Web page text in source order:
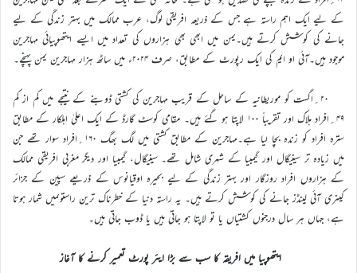
کے لیے ایک اہم راستہ ہے جس کے ذریعہ افریقی لوگ، عرب ممالک میں بہتر زندگی کے لیے
جانے کی کوشش کرتے ہیں۔یمن میں ابھی بھی ہزاروں کی تعداد میں ایسے ایتھوپیائی مہاجرین
موجود ہیں۔آئی او ایم کی ایک رپورٹ کے مطابق، صرف ۲۰۲۴ء میں ساٹھ ہزار مہاجرین یمن پہنچے۔
۲۰؍اگست کو موریطانیہ کے ساحل کے قریب مہاجرین کی کشتی ڈوبنے کے نتیجے میں کم از کم
۴۹؍افراد ہلاک اور تقریباً ۱۰۰ لاپتا ہو گئے ہیں۔ مقامی کوسٹ گارڈ کے ایک اعلیٰ اہلکار کے مطابق
سترہ افراد کو زندہ بچا لیا ہے۔مہاجرین کے مطابق کشتی میں لگ بھگ ۱۶۰؍افراد سوار تھے جن
میں زیادہ تر سینیگال اور گیمبیا کے شہری شامل تھے۔ سینیگال، گیمبیا اور دیگر مغربی افریقی ممالک
کے ہزاروں افراد روزگار اور بہتر زندگی کے لیے بحیرہ اوقیانوس کے ذریعے سپین کے جزائر
کینری آئی لینڈز جانے کی کوشش کرتے ہیں۔ یہ راستہ دنیا کے خطرناک ترین راستوںمیں شمار ہوتا
ہے، جہاں ہر سال درجنوں کشتیاں یا تو لاپتا ہو جاتی ہیں یا ڈوب جاتی ہیں۔
ایتھوپیا میں افریقہ کا سب سے بڑا ایئر پورٹ تعمیر کرنے کا آغاز